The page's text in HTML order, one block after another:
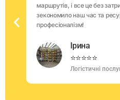
маршрутів, і все це без
зекономило наш час та
професіоналізм!
Ірина
⭐⭐⭐⭐⭐
Логістичні